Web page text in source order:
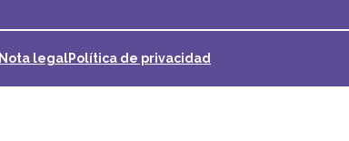
Nota legalPolítica de privacidad